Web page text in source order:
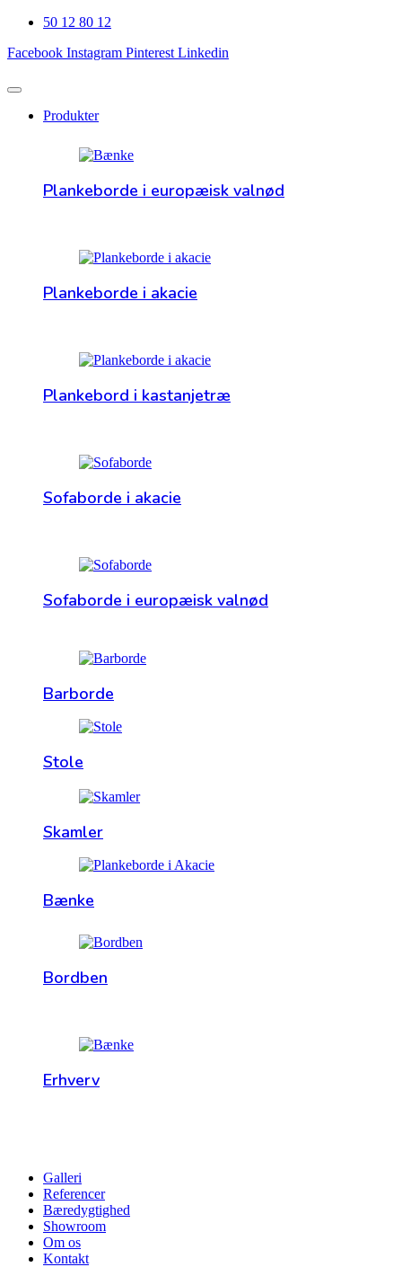
50 12 80 12
Facebook Instagram Pinterest Linkedin
Produkter
Plankeborde i europæisk valnød
Plankeborde i akacie
Plankebord i kastanjetræ
Sofaborde i akacie
Sofaborde i europæisk valnød
Barborde
Stole
Skamler
Bænke
Bordben
Erhverv
Galleri
Referencer
Bæredygtighed
Showroom
Om os
Kontakt